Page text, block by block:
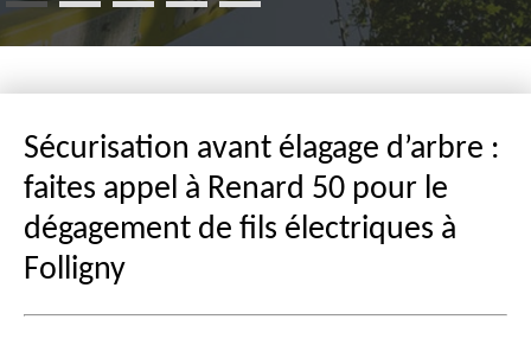
Sécurisation avant élagage d’arbre :
faites appel à Renard 50 pour le
dégagement de fils électriques à
Folligny